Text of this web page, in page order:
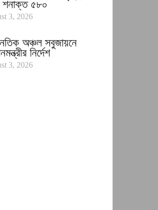
৫৮০
3, 2026
অঞ্চল সবুজায়নে
নির্দেশ
3, 2026